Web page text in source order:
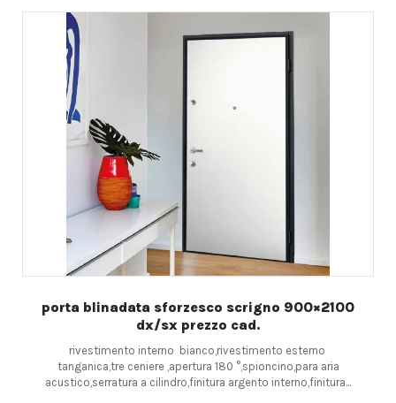
porta blinadata sforzesco scrigno 900×2100
dx/sx prezzo cad.
rivestimento interno bianco,rivestimento esterno
tanganica,tre ceniere ,apertura 180 °,spioncino,para aria
acustico,serratura a cilindro,finitura argento interno,finitura...